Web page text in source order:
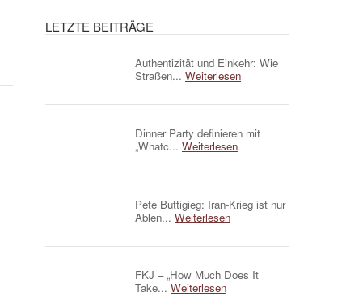
LETZTE BEITRÄGE
Authentizität und Einkehr: Wie
Straßen... Weiterlesen
Dinner Party definieren mit
„Whatc... Weiterlesen
Pete Buttigieg: Iran-Krieg ist nur
Ablen... Weiterlesen
FKJ – „How Much Does It
Take... Weiterlesen